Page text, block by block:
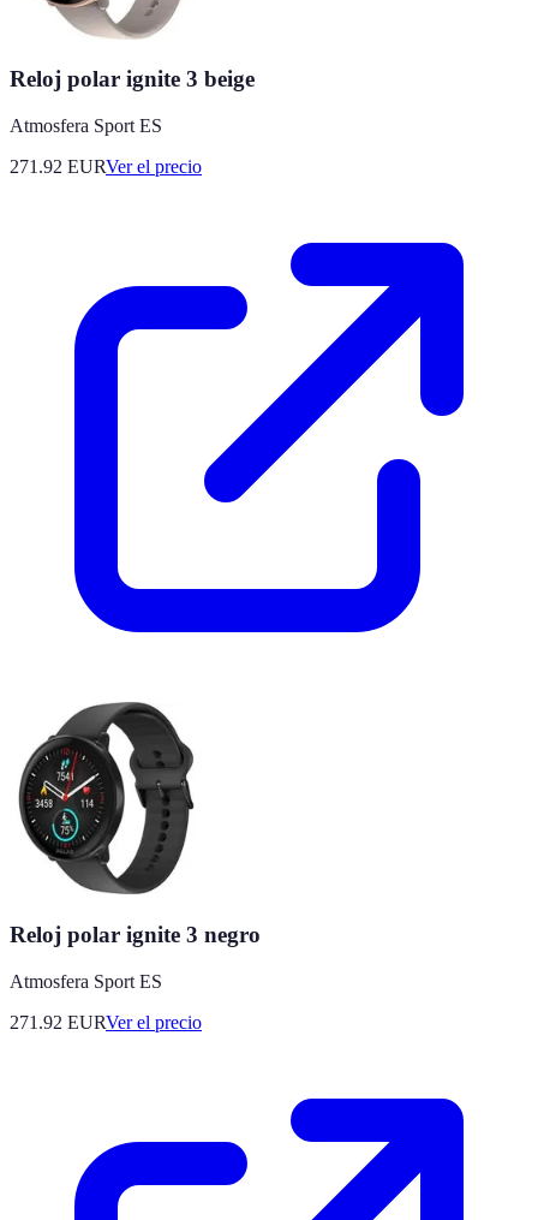
Reloj polar ignite 3 beige
Atmosfera Sport ES
271.92 EURVer el precio
Reloj polar ignite 3 negro
Atmosfera Sport ES
271.92 EURVer el precio